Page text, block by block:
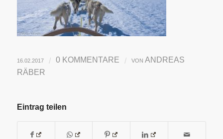
16.02.2017 / 0 KOMMENTARE / VON ANDREAS
RÄBER
Eintrag teilen